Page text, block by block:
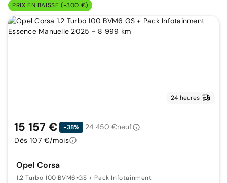
PRIX EN BAISSE (-300 €)
24 heures
Opel Corsa
1.2 Turbo 100 BVM6•GS + Pack Infotainment
15 157 € -38% 24 450 €neuf
Dès 107 €/mois